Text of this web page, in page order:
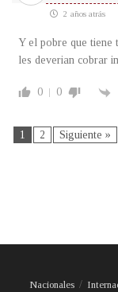
2 años atrás
Y el pobre que tiene
les deverian cobrar
0 0
1 2 Siguiente »
Nacionales